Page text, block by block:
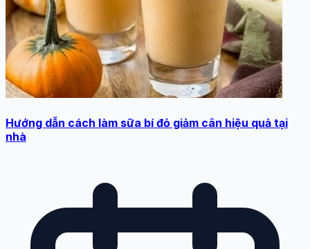
Hướng dẫn cách làm sữa bí đỏ giảm cân hiệu quả tại
nhà